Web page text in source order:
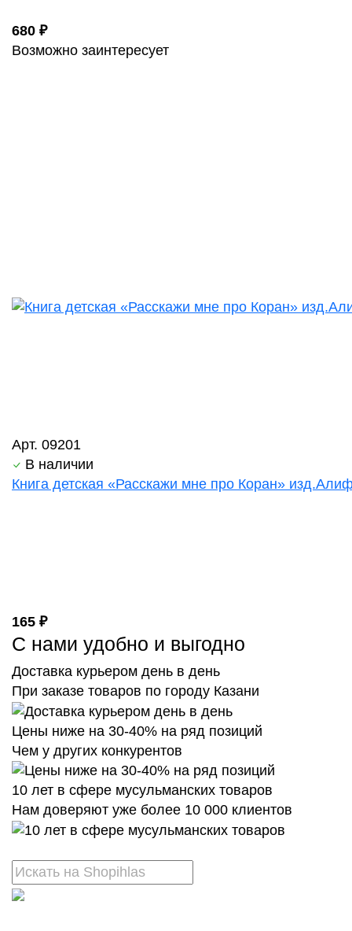
680 ₽
Возможно заинтересует
Арт. 09201
В наличии
Книга детская «Расскажи мне про Коран»
165 ₽
С нами удобно и выгодно
Доставка курьером день в день
При заказе товаров по городу Казани
Цены ниже на 30-40% на ряд позиций
Чем у других конкурентов
10 лет в сфере мусульманских товаров
Нам доверяют уже более 10 000 клиентов